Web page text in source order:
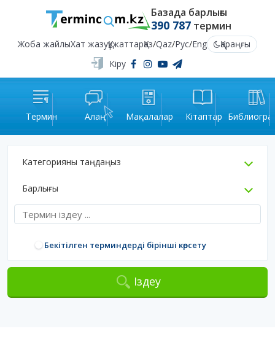
Базада барлығы
390 787термин
Жоба жайлыХат жазуҚұжаттарҚаз/Qaz/Рус/Eng
Қараңғы
Кіру
Термин Алаң Мақалалар Кітаптар
Категорияны таңдаңыз
Барлығы
Бекітілген терминдерді бірінші көрсету
Іздеу